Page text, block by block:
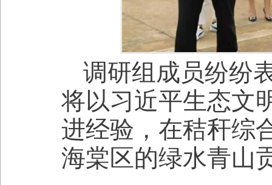
调研组成员纷纷
将以习近平生态文
进经验，在秸秆综
海棠区的绿水青山